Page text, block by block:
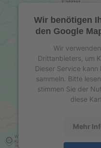
Wir benötigen
den Google
Wir
Drittanbieters, um
Dieser Service
sammeln. Bitte
stimmen Sie der
diese
Mehr